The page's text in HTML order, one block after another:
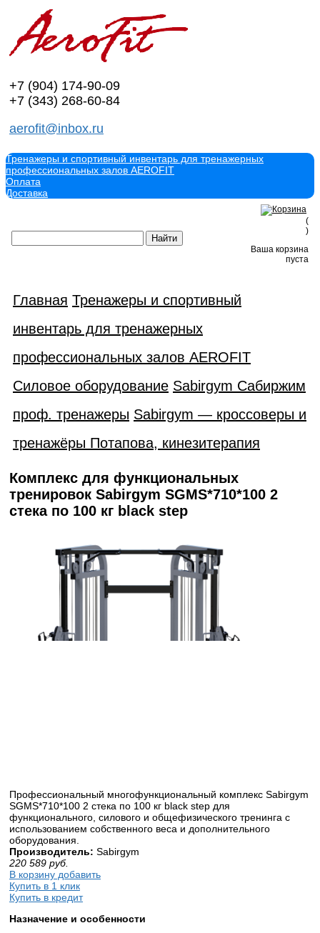
+7 (904) 174-90-09
+7 (343) 268-60-84
aerofit@inbox.ru
Тренажеры и спортивный инвентарь для тренажерных
профессиональных залов AEROFIT
Оплата
Доставка
(
)
Ваша корзина
пуста
Главная Тренажеры и спортивный
инвентарь для тренажерных
профессиональных залов AEROFIT
Силовое оборудование Sabirgym Сабиржим
проф. тренажеры Sabirgym — кроссоверы и
тренажёры Потапова, кинезитерапия
Комплекс для функциональных
тренировок Sabirgym SGMS*710*100 2
стека по 100 кг black step
Профессиональный многофункциональный комплекс Sabirgym
SGMS*710*100 2 стека по 100 кг black step для
функционального, силового и общефизического тренинга с
использованием собственного веса и дополнительного
оборудования.
Производитель: Sabirgym
220 589 руб.
В корзину добавить
Купить в 1 клик
Купить в кредит
Назначение и особенности